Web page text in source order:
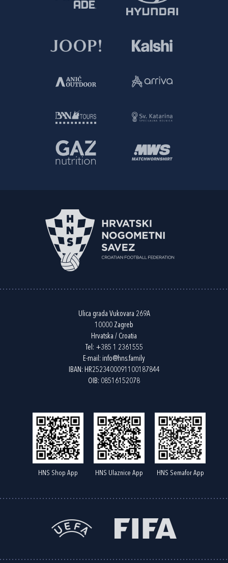
Ulica grada Vukovara 269A
10000 Zagreb
Hrvatska / Croatia
Tel: +385 1 2361555
E-mail: info@hns.family
IBAN: HR2523400091100187844
OIB: 08516152078
HNS Shop App HNS Ulaznice App HNS Semafor App